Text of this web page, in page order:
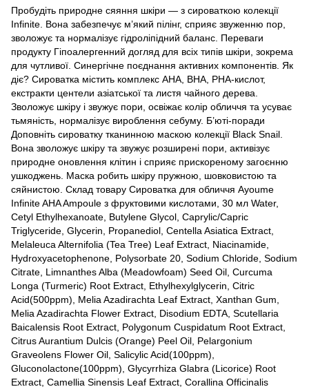
Пробудіть природне сяяння шкіри — з сироваткою колекції
Infinite. Вона забезпечує м’який пілінг, сприяє звуженню пор,
зволожує та нормалізує гідроліпідний баланс. Переваги
продукту Гіпоалергенний догляд для всіх типів шкіри, зокрема
для чутливої. Синергічне поєднання активних компонентів. Як
діє? Сироватка містить комплекс АНА, ВНА, РНА-кислот,
екстракти центели азіатської та листя чайного дерева.
Зволожує шкіру і звужує пори, освіжає колір обличчя та усуває
тьмяність, нормалізує вироблення себуму. Б’юті-поради
Доповніть сироватку тканинною маскою колекції Black Snail.
Вона зволожує шкіру та звужує розширені пори, активізує
природне оновлення клітин і сприяє прискореному загоєнню
ушкоджень. Маска робить шкіру пружною, шовковистою та
сяйнистою. Склад товару Сироватка для обличчя Ayoume
Infinite AHA Ampoule з фруктовими кислотами, 30 мл Water,
Cetyl Ethylhexanoate, Butylene Glycol, Caprylic/Capric
Triglyceride, Glycerin, Propanediol, Centella Asiatica Extract,
Melaleuca Alternifolia (Tea Tree) Leaf Extract, Niacinamide,
Hydroxyacetophenone, Polysorbate 20, Sodium Chloride, Sodium
Citrate, Limnanthes Alba (Meadowfoam) Seed Oil, Curcuma
Longa (Turmeric) Root Extract, Ethylhexylglycerin, Citric
Acid(500ppm), Melia Azadirachta Leaf Extract, Xanthan Gum,
Melia Azadirachta Flower Extract, Disodium EDTA, Scutellaria
Baicalensis Root Extract, Polygonum Cuspidatum Root Extract,
Citrus Aurantium Dulcis (Orange) Peel Oil, Pelargonium
Graveolens Flower Oil, Salicylic Acid(100ppm),
Gluconolactone(100ppm), Glycyrrhiza Glabra (Licorice) Root
Extract, Camellia Sinensis Leaf Extract, Corallina Officinalis